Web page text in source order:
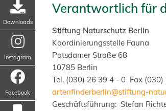
Meldeportal
Nutzer)
Berlin
Downloads
Instagram
Facebook
Verantwortlich für
Stiftung Naturschutz Berlin
Koordinierungsstelle Fauna
Potsdamer Straße 68
10785 Berlin
Tel. (030) 26 39 4 - 0 Fax (030)
artenfinderberlin@stiftung-
Geschäftsführung: Stefan